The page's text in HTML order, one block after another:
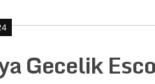
Gecelik